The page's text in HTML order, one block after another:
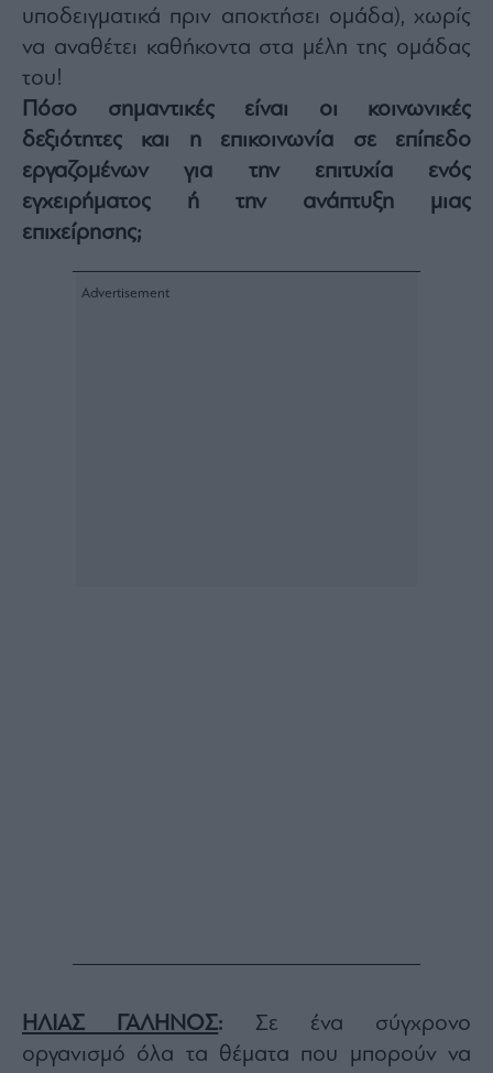
υποδειγματικά πριν αποκτήσει ομάδα), χωρίς
να αναθέτει καθήκοντα στα μέλη της ομάδας
του!
Πόσο σημαντικές είναι οι κοινωνικές
δεξιότητες και η επικοινωνία σε επίπεδο
εργαζομένων για την επιτυχία ενός
εγχειρήματος ή την ανάπτυξη μιας
επιχείρησης;
ΗΛΙΑΣ ΓΑΛΗΝΟΣ: Σε ένα σύγχρονο
οργανισμό όλα τα θέματα που μπορούν να